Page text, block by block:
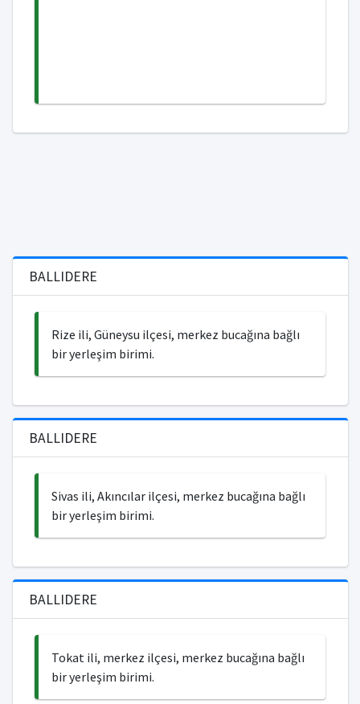
BALLIDERE
Rize ili, Güneysu ilçesi, merkez bucağına bağlı
bir yerleşim birimi.
BALLIDERE
Sivas ili, Akıncılar ilçesi, merkez bucağına bağlı
bir yerleşim birimi.
BALLIDERE
Tokat ili, merkez ilçesi, merkez bucağına bağlı
bir yerleşim birimi.